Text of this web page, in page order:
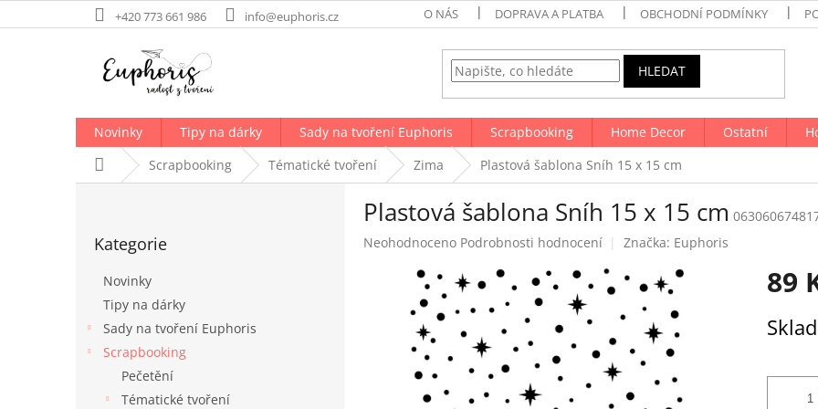
na
+420 773 661 986 info@euphoris.cz O NÁS DOPRAVA A PLATBA OBCHODNÍ PODMÍNKY
HLEDAT
Novinky Tipy na dárky Sady na tvoření Euphoris Scrapbooking Home Decor Ostatní
Domů Scrapbooking Tématické tvoření Zima Plastová šablona Sníh 15 x 15 cm
kategorie
Kategorie
Novinky
Tipy na dárky
Sady na tvoření Euphoris
Scrapbooking
Pečetění
Tématické tvoření
Plastová šablona Sníh 15 x 15 cm
Průměrné
produktu
hvězdiček.
Neohodnoceno Podrobnosti hodnocení Značka: Euphoris
89
cena: